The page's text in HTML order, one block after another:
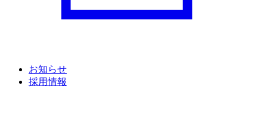
お知らせ
採用情報